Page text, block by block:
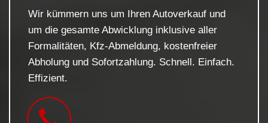
Wir kümmern uns um Ihren Autoverkauf und
um die gesamte Abwicklung inklusive aller
Formalitäten, Kfz-Abmeldung, kostenfreier
Abholung und Sofortzahlung. Schnell. Einfach.
Effizient.